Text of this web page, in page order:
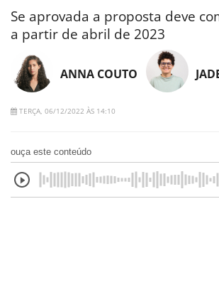
Se aprovada a proposta deve
a partir de abril de 2023
ANNA COUTO
TERÇA, 06/12/2022 ÀS 14:10
ouça este conteúdo